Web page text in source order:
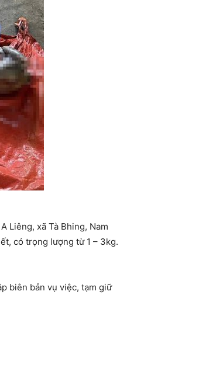
Liêng, xã Tà Bhing, Nam
có trọng lượng từ 1 – 3kg.
biên bản vụ việc, tạm giữ